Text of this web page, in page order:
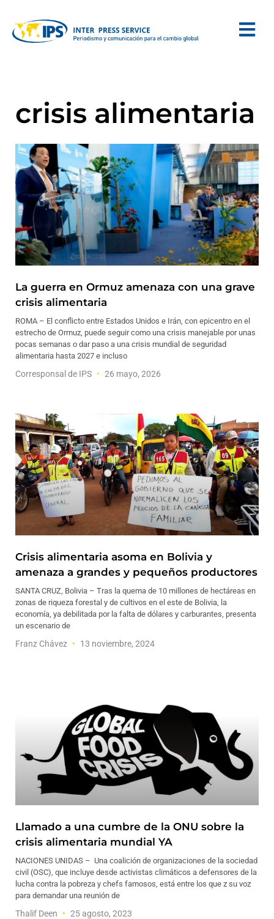
crisis alimentaria
La guerra en Ormuz amenaza con una grave
crisis alimentaria
ROMA – El conflicto entre Estados Unidos e Irán, con epicentro en el
estrecho de Ormuz, puede seguir como una crisis manejable por unas
pocas semanas o dar paso a una crisis mundial de seguridad
alimentaria hasta 2027 e incluso
Corresponsal de IPS 26 mayo, 2026
Crisis alimentaria asoma en Bolivia y
amenaza a grandes y pequeños productores
SANTA CRUZ, Bolivia – Tras la quema de 10 millones de hectáreas en
zonas de riqueza forestal y de cultivos en el este de Bolivia, la
economía, ya debilitada por la falta de dólares y carburantes, presenta
un escenario de
Franz Chávez 13 noviembre, 2024
Llamado a una cumbre de la ONU sobre la
crisis alimentaria mundial YA
NACIONES UNIDAS – Una coalición de organizaciones de la sociedad
civil (OSC), que incluye desde activistas climáticos a defensores de la
lucha contra la pobreza y chefs famosos, está entre los que z su voz
para demandar una reunión de
Thalif Deen 25 agosto, 2023